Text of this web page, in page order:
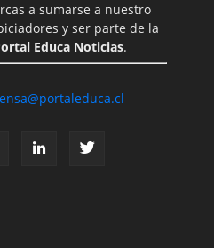
a sumarse a nuestro
y ser parte de la
Educa Noticias.